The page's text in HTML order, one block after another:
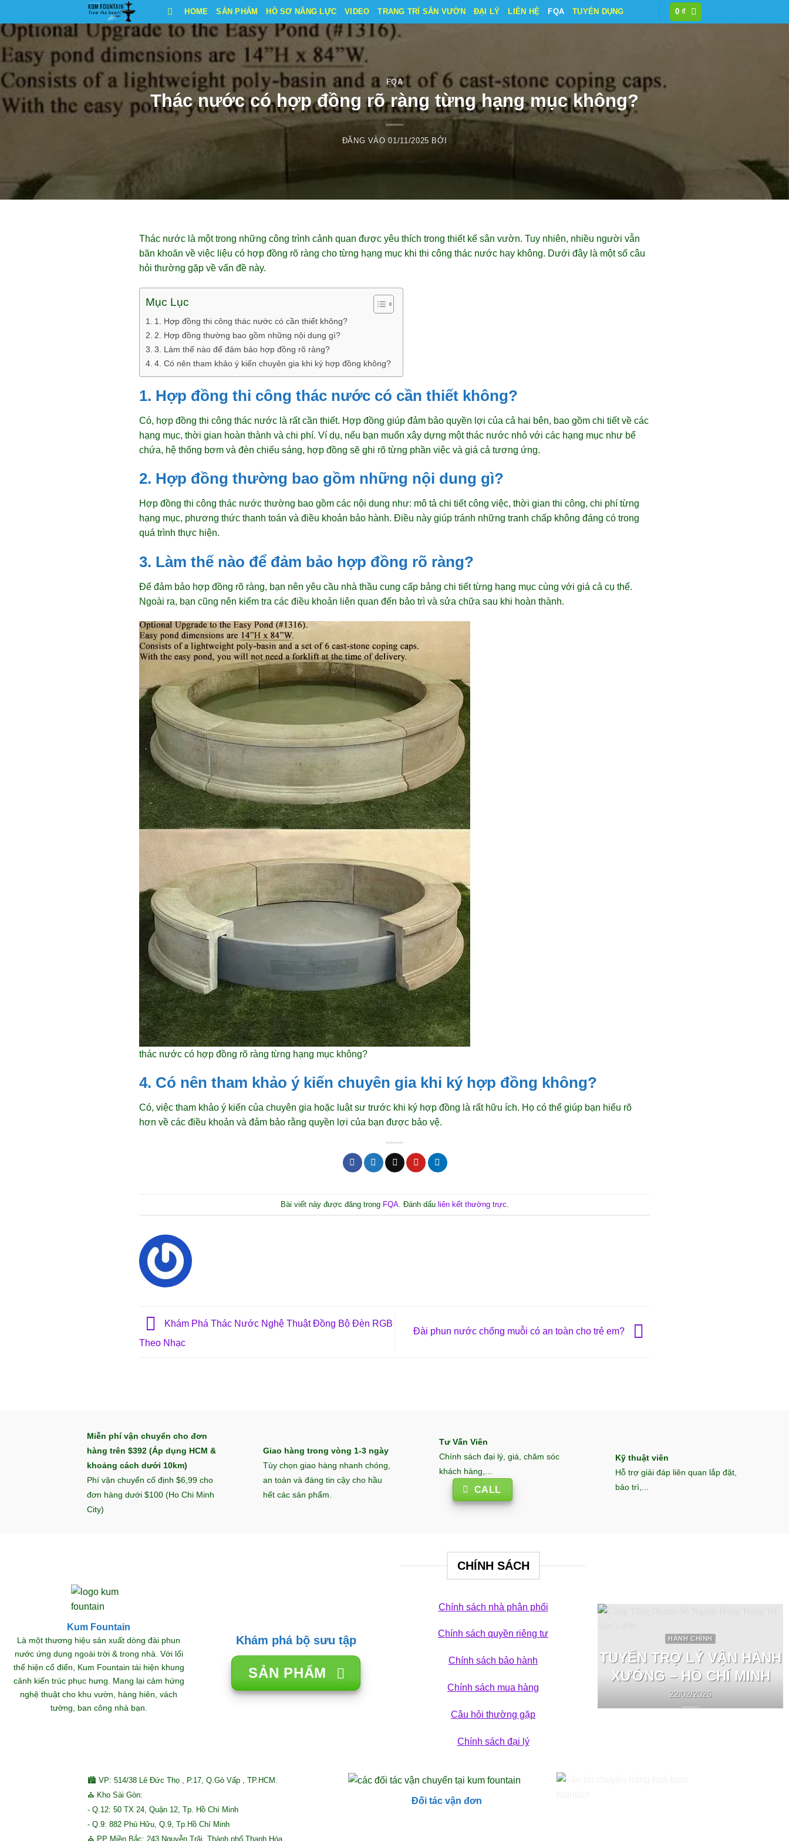
qua
nội
dung
HOME SẢN PHẨM HỒ SƠ NĂNG LỰC VIDEO TRANG TRÍ SÂN VƯỜN ĐẠI LÝ LIÊN HỆ FQA TUYỂN DỤNG 0₫
FQA
Thác nước có hợp đồng rõ ràng từng hạng mục không?
ĐĂNG VÀO01/11/2025 BỞI
Thác nước là một trong những công trình cảnh quan được yêu thích trong thiết kế sân vườn. Tuy nhiên, nhiều người vẫn
băn khoăn về việc liệu có hợp đồng rõ ràng cho từng hạng mục khi thi công thác nước hay không. Dưới đây là một số câu
hỏi thường gặp về vấn đề này.
Mục Lục
1. Hợp đồng thi công thác nước có cần thiết không?
2. Hợp đồng thường bao gồm những nội dung gì?
3. Làm thế nào để đảm bảo hợp đồng rõ ràng?
4. Có nên tham khảo ý kiến chuyên gia khi ký hợp đồng không?
1. Hợp đồng thi công thác nước có cần thiết không?
Có, hợp đồng thi công thác nước là rất cần thiết. Hợp đồng giúp đảm bảo quyền lợi của cả hai bên, bao gồm chi tiết về các
hạng mục, thời gian hoàn thành và chi phí. Ví dụ, nếu bạn muốn xây dựng một thác nước nhỏ với các hạng mục như bể
chứa, hệ thống bơm và đèn chiếu sáng, hợp đồng sẽ ghi rõ từng phần việc và giá cả tương ứng.
2. Hợp đồng thường bao gồm những nội dung gì?
Hợp đồng thi công thác nước thường bao gồm các nội dung như: mô tả chi tiết công việc, thời gian thi công, chi phí từng
hạng mục, phương thức thanh toán và điều khoản bảo hành. Điều này giúp tránh những tranh chấp không đáng có trong
quá trình thực hiện.
3. Làm thế nào để đảm bảo hợp đồng rõ ràng?
Để đảm bảo hợp đồng rõ ràng, bạn nên yêu cầu nhà thầu cung cấp bảng chi tiết từng hạng mục cùng với giá cả cụ thể.
Ngoài ra, bạn cũng nên kiểm tra các điều khoản liên quan đến bảo trì và sửa chữa sau khi hoàn thành.
thác nước có hợp đồng rõ ràng từng hạng mục không?
4. Có nên tham khảo ý kiến chuyên gia khi ký hợp đồng không?
Có, việc tham khảo ý kiến của chuyên gia hoặc luật sư trước khi ký hợp đồng là rất hữu ích. Họ có thể giúp bạn hiểu rõ
hơn về các điều khoản và đảm bảo rằng quyền lợi của bạn được bảo vệ.
Bài viết này được đăng trong FQA. Đánh dấu liên kết thường trực
Khám Phá Thác Nước Nghệ Thuật Đồng Bộ Đèn RGB
Theo Nhạc
Đài phun nước chống muỗi có an toàn cho trẻ em?
Miễn phí vận chuyển cho đơn
hàng trên $392 (Áp dụng HCM &
khoảng cách dưới 10km)
Phí vận chuyển cố định $6,99 cho
đơn hàng dưới $100 (Ho Chi Minh
City)
Giao hàng trong vòng 1-3 ngày
Tùy chọn giao hàng nhanh chóng,
an toàn và đáng tin cậy cho hầu
hết các sản phẩm.
Tư Vấn Viên
Chính sách đại lý, giá, chăm sóc
khách hàng,...
CALL
Kỹ thuật viên
Hỗ trợ giải đáp liên quan lắp đặt,
bảo trì,...
Kum Fountain
Là một thương hiệu sản xuất dòng đài phun
nước ứng dụng ngoài trời & trong nhà. Với lối
thể hiện cổ điển, Kum Fountain tái hiện khung
cảnh kiến trúc phục hưng. Mang lại cảm hứng
nghệ thuật cho khu vườn, hàng hiên, vách
tường, ban công nhà bạn.
Khám phá bộ sưu tập
SẢN PHẨM
CHÍNH SÁCH
Chính sách nhà phân phối
Chính sách quyền riêng tư
Chính sách bảo hành
Chính sách mua hàng
Câu hỏi thường gặp
Chính sách đại lý
HÀNH CHÍNH
TUYỂN TRỢ LÝ VẬN HÀNH
XƯỞNG – HỒ CHÍ MINH
22/02/2026
🏙 VP: 514/38 Lê Đức Thọ , P.17, Q.Gò Vấp , TP.HCM.
⛪ Kho Sài Gòn:
- Q.12: 50 TX 24, Quận 12, Tp. Hồ Chí Minh
- Q.9: 882 Phú Hữu, Q.9, Tp.Hồ Chí Minh
⛪ PP Miền Bắc: 243 Nguyễn Trãi, Thành phố Thanh Hóa
Đối tác vận đơn